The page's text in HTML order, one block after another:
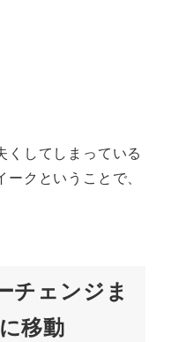
くしてしまっている
クということで、
チェンジま
移動